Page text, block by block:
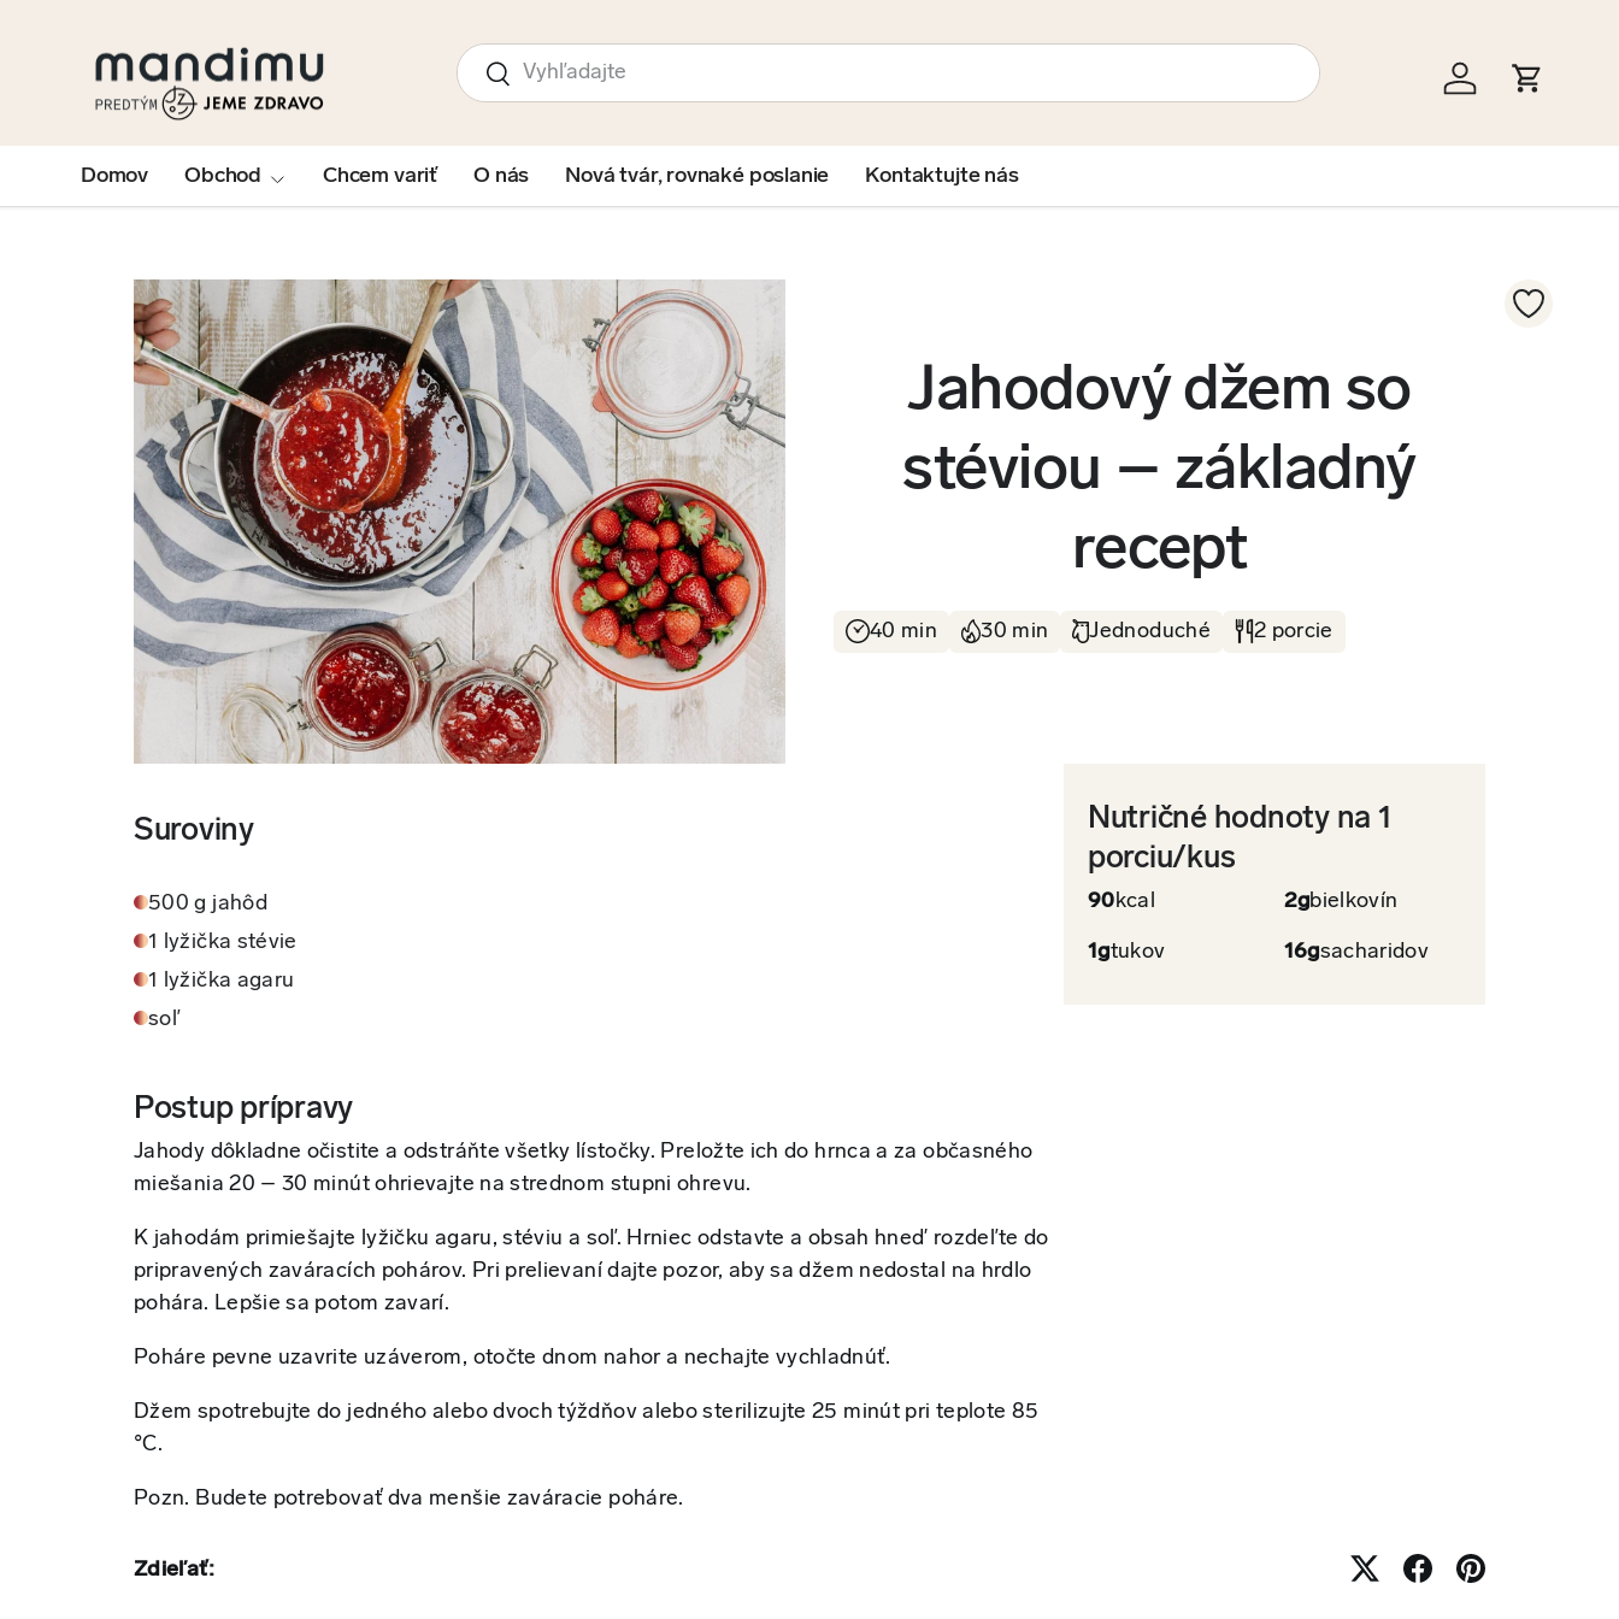
Hľadať
Hľadať
Prihlásiť sa
Košík
Domov Obchod Chcem variť O nás Nová tvár, rovnaké poslanie Kontaktujte nás
Jahodový džem so
stéviou – základný
recept
40 min 30 min Jednoduché 2 porcie
Nutričné hodnoty na 1
porciu/kus
90kcal 2gbielkovín
1gtukov 16gsacharidov
Suroviny
500 g jahôd
1 lyžička stévie
1 lyžička agaru
soľ
Postup prípravy
Jahody dôkladne očistite a odstráňte všetky lístočky. Preložte ich do hrnca a za občasného
miešania 20 – 30 minút ohrievajte na strednom stupni ohrevu.
K jahodám primiešajte lyžičku agaru, stéviu a soľ. Hrniec odstavte a obsah hneď rozdeľte do
pripravených zaváracích pohárov. Pri prelievaní dajte pozor, aby sa džem nedostal na hrdlo
pohára. Lepšie sa potom zavarí.
Poháre pevne uzavrite uzáverom, otočte dnom nahor a nechajte vychladnúť.
Džem spotrebujte do jedného alebo dvoch týždňov alebo sterilizujte 25 minút pri teplote 85
°C.
Pozn. Budete potrebovať dva menšie zaváracie poháre.
Zdieľať: